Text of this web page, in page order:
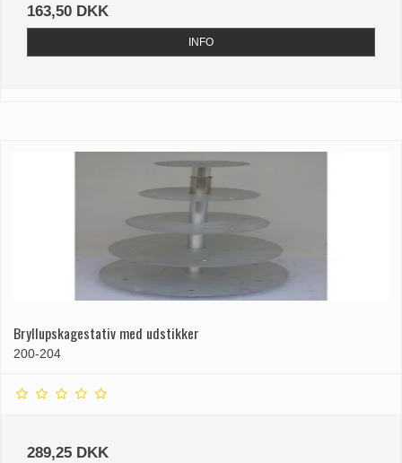
163,50 DKK
INFO
Bryllupskagestativ med udstikker
200-204
289,25 DKK